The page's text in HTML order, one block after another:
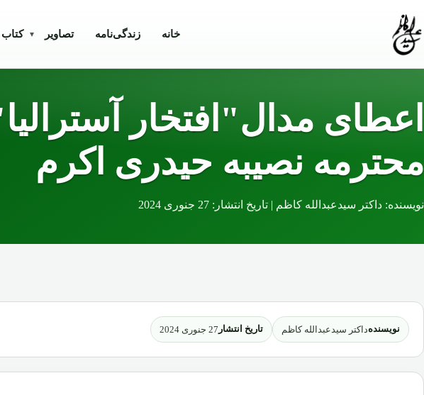
خانه زندگی‌نامه تصاویر کتاب ▾
اعطای مدال"افتخار
محترمه نصیبه حیدری اکرم
نویسنده: داکتر سیدعبدالله کاظم | تاریخ انتشار: 27 جنوری 2024
نویسندهداکتر سیدعبدالله کاظم تاریخ انتشار 27 جنوری 2024